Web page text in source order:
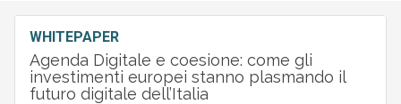
WHITEPAPER
Agenda Digitale e coesione: come gli
investimenti europei stanno plasmando il
futuro digitale dell’Italia